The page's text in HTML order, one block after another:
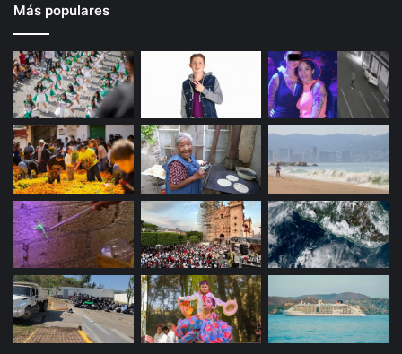
Más populares